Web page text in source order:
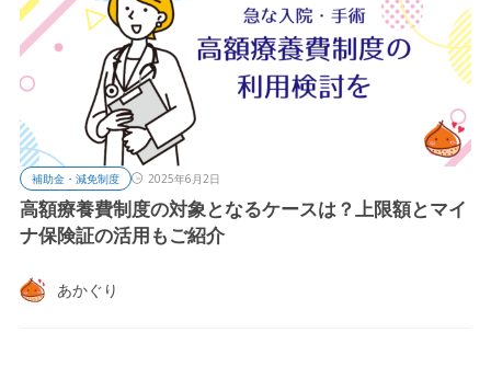
補助金・減免制度 2025年6月2日
高額療養費制度の対象となるケースは？上限額とマイ
ナ保険証の活用もご紹介
あかぐり